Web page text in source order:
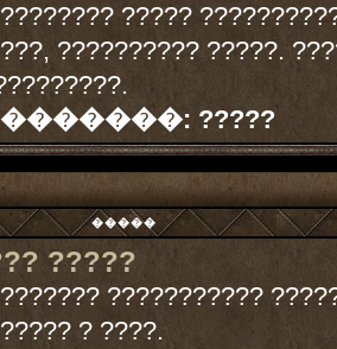
?????
?????????? ?????.
?????
�����
?????
???????????
? ????.